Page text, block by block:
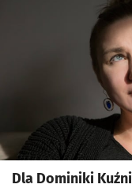
Dla Dominiki